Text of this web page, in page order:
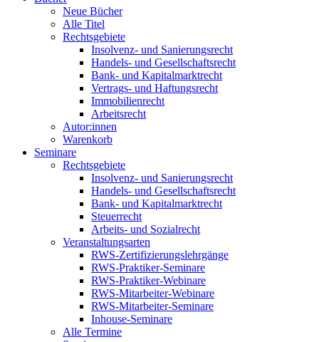
Neue Bücher
Alle Titel
Rechtsgebiete
Insolvenz- und Sanierungsrecht
Handels- und Gesellschaftsrecht
Bank- und Kapitalmarktrecht
Vertrags- und Haftungsrecht
Immobilienrecht
Arbeitsrecht
Autor:innen
Warenkorb
Seminare
Rechtsgebiete
Insolvenz- und Sanierungsrecht
Handels- und Gesellschaftsrecht
Bank- und Kapitalmarktrecht
Steuerrecht
Arbeits- und Sozialrecht
Veranstaltungsarten
RWS-Zertifizierungslehrgänge
RWS-Praktiker-Seminare
RWS-Praktiker-Webinare
RWS-Mitarbeiter-Webinare
RWS-Mitarbeiter-Seminare
Inhouse-Seminare
Alle Termine